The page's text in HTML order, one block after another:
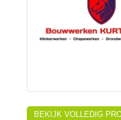
BEKIJK VOLLEDIG